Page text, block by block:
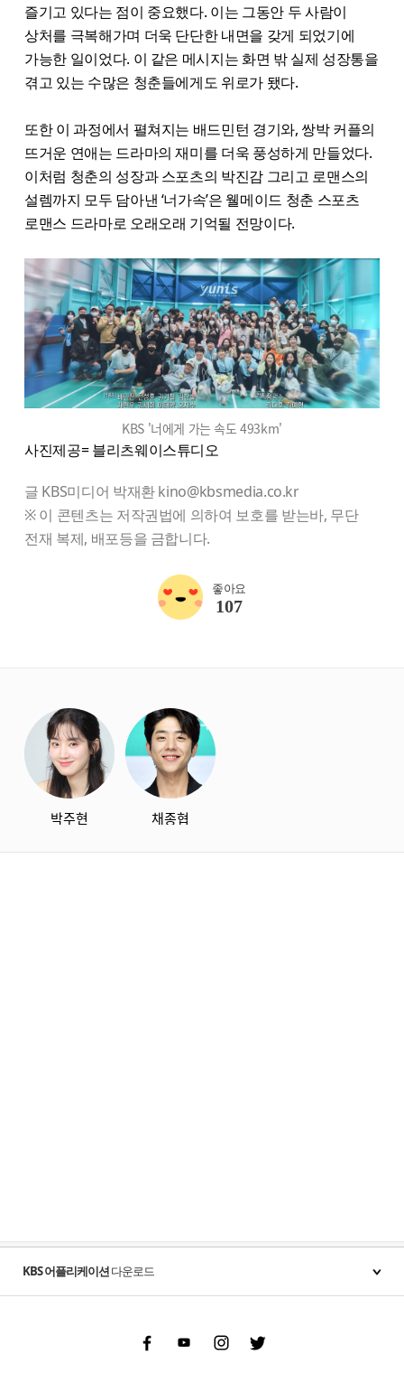
즐기고 있다는 점이 중요했다. 이는 그동안 두 사람이
상처를 극복해가며 더욱 단단한 내면을 갖게 되었기에
가능한 일이었다. 이 같은 메시지는 화면 밖 실제 성장통을
겪고 있는 수많은 청춘들에게도 위로가 됐다.
또한 이 과정에서 펼쳐지는 배드민턴 경기와, 쌍박 커플의
뜨거운 연애는 드라마의 재미를 더욱 풍성하게 만들었다.
이처럼 청춘의 성장과 스포츠의 박진감 그리고 로맨스의
설렘까지 모두 담아낸 ‘너가속’은 웰메이드 청춘 스포츠
로맨스 드라마로 오래오래 기억될 전망이다.
KBS '너에게 가는 속도 493km'
사진제공= 블리츠웨이스튜디오
글 KBS미디어 박재환 kino@kbsmedia.co.kr
※ 이 콘텐츠는 저작권법에 의하여 보호를 받는바, 무단
전재 복제, 배포등을 금합니다.
좋아요
107
박주현 채종협
KBS 어플리케이션다운로드
FacebookYoutubeInstgram Twitter